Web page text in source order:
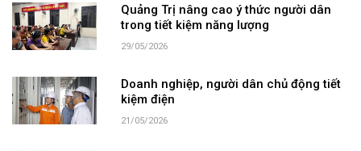
Quảng Trị nâng cao ý thức người dân
trong tiết kiệm năng lượng
29/05/2026
Doanh nghiệp, người dân chủ động tiết
kiệm điện
21/05/2026